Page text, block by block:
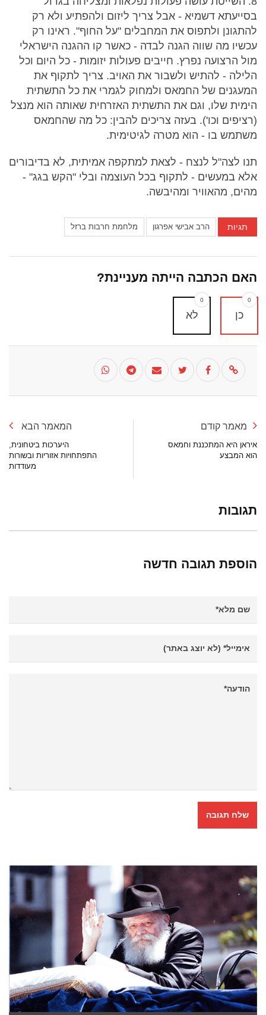
בסייעתא דשמיא - אבל צריך ליזום ולהפתיע ולא רק
להתגונן ולתפוס את המחבלים "על החוף". ראינו רק
עכשיו מה שווה הגנה לבדה - כאשר קו ההגנה הישראלי
מול הרצועה נפרץ. חייבים פעולות יזומות - כל היום וכל
הלילה - להתיש ולשבור את האויב. צריך לתקוף את
המעגנים של החמאס ולמחוק לגמרי את כל התשתית
הימית שלו, וגם את התשתית האזרחית שאותה הוא מנצל
(רציפים וכו'). בעזה צריכים להבין: כל מה שהחמאס
משתמש בו - הוא מטרה לגיטימית.
תנו לצה"ל לנצח - לצאת למתקפה אמיתית, לא בדיבורים
אלא במעשים - לתקוף בכל העוצמה ובלי "הקש בגג" -
מהים, מהאוויר ומהיבשה.
תגיות הרב אבישי אפרגון מלחמת חרבות ברזל
האם הכתבה הייתה מעניינת?
כן
0
לא
0
מאמר קודם
איראן היא המתכננת וחמאס
הוא המבצע
המאמר הבא
היערכות ביטחונית,
התפתחויות אזוריות ובשורות
מעודדות
תגובות
הוספת תגובה חדשה